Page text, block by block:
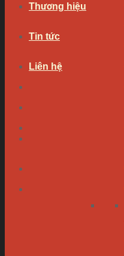
Thương hiệu
Tin tức
Liên hệ